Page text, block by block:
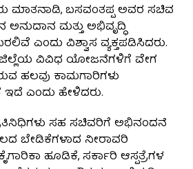
ಮಾತನಾಡಿ, ಬಸವಂತಪ್ಪ ಅವರ ಸಚಿವ
ಅನುದಾನ ಮತ್ತು ಅಭಿವೃದ್ಧಿ
ಎಂದು ವಿಶ್ವಾಸ ವ್ಯಕ್ತಪಡಿಸಿದರು.
ಜಿಲ್ಲೆಯ ವಿವಿಧ ಯೋಜನೆಗಳಿಗೆ ವೇಗ
ಹಲವು ಕಾಮಗಾರಿಗಳು
ಇದೆ ಎಂದು ಹೇಳಿದರು.
ಸಹ ಸಚಿವರಿಗೆ ಅಭಿನಂದನೆ
ಬೇಡಿಕೆಗಳಾದ ನೀರಾವರಿ
ಹೂಡಿಕೆ, ಸರ್ಕಾರಿ ಆಸ್ಪತ್ರೆಗಳ